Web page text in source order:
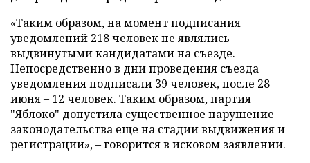
«Таким образом, на момент подписания
уведомлений 218 человек не являлись
выдвинутыми кандидатами на съезде.
Непосредственно в дни проведения съезда
уведомления подписали 39 человек, после 28
июня – 12 человек. Таким образом, партия
"Яблоко" допустила существенное нарушение
законодательства еще на стадии выдвижения и
регистрации», – говорится в исковом заявлении.